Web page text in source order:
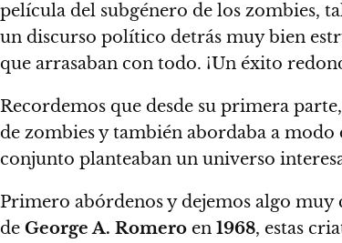
película del subgénero de los zombies,
un discurso político detrás muy bien
que arrasaban con todo. ¡Un éxito
Recordemos que desde su primera parte,
de zombies y también abordaba a
conjunto planteaban un universo
Primero abórdenos y dejemos algo muy
de George A. Romero en 1968, estas